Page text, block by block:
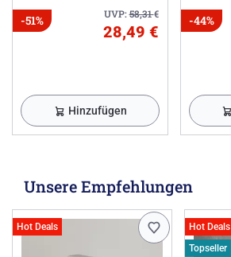
UVP:58,31€
-51%
28,49 €
Hinzufügen
-44%
Unsere Empfehlungen
Hot Deals
Hot Deals
Topseller